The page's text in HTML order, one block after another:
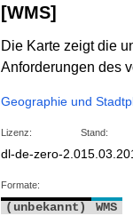
[WMS]
Die Karte zeigt die
Anforderungen des
Geographie und
Lizenz:
dl-de-zero-2.0
Stand:
Formate:
(unbekannt) WMS